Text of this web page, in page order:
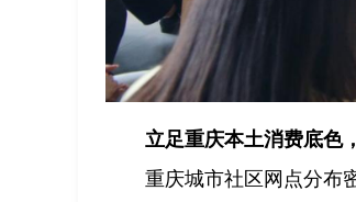
立足重庆本土消费底色
重庆城市社区网点分布